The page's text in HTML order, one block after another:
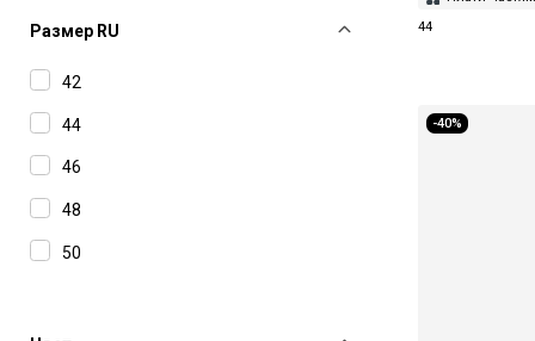
Размер RU
42
44
46
48
50
44
-40%